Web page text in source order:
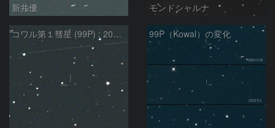
新井優 モンドシャルナ
コワル第１彗星 (99P) : 2022/05/29 99P（Kowal）の変化